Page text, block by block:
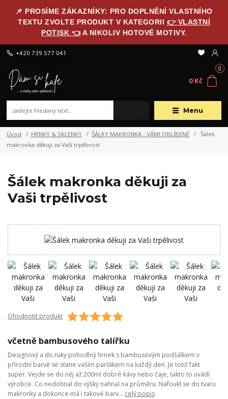
📌 PROSÍME ZÁKAZNÍKY: PRO DOPLNĚNÍ VLASTNÍHO
TEXTU ZVOLTE PRODUKT V KATEGORII 👉 VLASTNÍ
POTISK 👈 A NIKOLIV HOTOVÉ MOTIVY.
Menu
+420 739 577 041
0
0 Kč
Úvod HRNKY & SKLENKY ŠÁLKY MAKRONKA - VÁMI OBLÍBENÉ
Šálek
makronka děkuji za Vaši trpělivost
Šálek makronka děkuji za
Vaši trpělivost
Ohodnotit produkt
včetně bambusového talířku
Designový a do ruky pohodlný hrnek s bambusovým podšálkem v
přírodní barvě se stane vaším parťákem na každý den. Je totiž fakt
super. Vejde se do něj až 200ml dobré kávy nebo čaje, takto to uvádí
výrobce. Co nedohnal do výšky nahnal na průměru. Nafoukl se do tvaru
makronky a dokonce má i takové barv... celý popis